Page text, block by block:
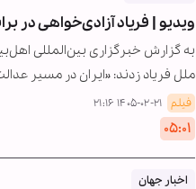
ویدیو | فریاد آزادی‌خواهی در
به گزارش خبرگزاری بین‌المللی
ملل فریاد زدند: «ایران در مسیر
فیلم ۱۴۰۵-۰۲-۲۱ ۲۱:۱۶
۰۵:۰۱
اخبار جهان